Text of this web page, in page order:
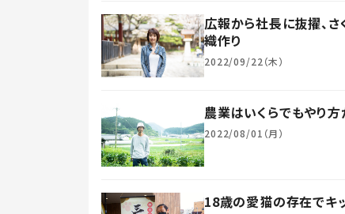
広報から社長に抜擢、
織作り
2022/09/22（木）
農業はいくらでもやり
2022/08/01（月）
18歳の愛猫の存在でキ